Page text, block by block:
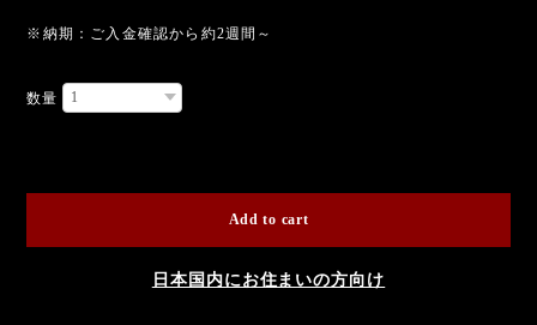
※納期：ご入金確認から約2週間～
数量
Add to cart
日本国内にお住まいの方向け